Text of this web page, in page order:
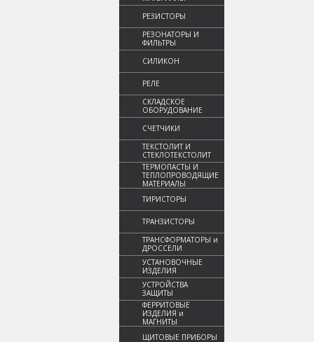
РЕЗИСТОРЫ
РЕЗОНАТОРЫ И
ФИЛЬТРЫ
СИЛИКОН
РЕЛЕ
СКЛАДСКОЕ
ОБОРУДОВАНИЕ
СЧЕТЧИКИ
ТЕКСТОЛИТ И
СТЕКЛОТЕКСТОЛИТ
ТЕРМОПАСТЫ И
ТЕПЛОПРОВОДЯЩИЕ
МАТЕРИАЛЫ
ТИРИСТОРЫ
ТРАНЗИСТОРЫ
ТРАНСФОРМАТОРЫ и
ДРОССЕЛИ
УСТАНОВОЧНЫЕ
ИЗДЕЛИЯ
УСТРОЙСТВА
ЗАЩИТЫ
ФЕРРИТОВЫЕ
ИЗДЕЛИЯ и
МАГНИТЫ
ЩИТОВЫЕ ПРИБОРЫ